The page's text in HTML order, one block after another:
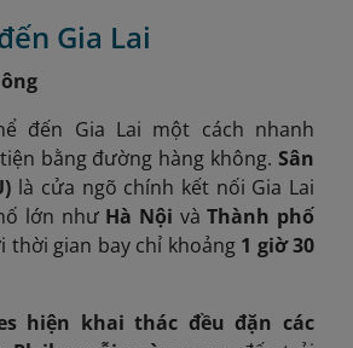
Gia Lai
đến Gia Lai một cách nhanh
bằng đường hàng không. Sân
là cửa ngõ chính kết nối Gia Lai
lớn như Hà Nội vàThành phố
thời gian bay chỉ khoảng 1 giờ 30
hiện khai thác đều đặn các